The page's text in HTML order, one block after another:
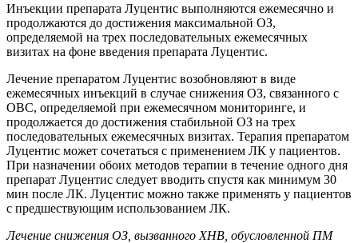
Инъекции препарата Луцентис выполняются ежемесячно и
продолжаются до достижения максимальной ОЗ,
определяемой на трех последовательных ежемесячных
визитах на фоне введения препарата Луцентис.
Лечение препаратом Луцентис возобновляют в виде
ежемесячных инъекций в случае снижения ОЗ, связанного с
ОВС, определяемой при ежемесячном мониторинге, и
продолжается до достижения стабильной ОЗ на трех
последовательных ежемесячных визитах. Терапия препаратом
Луцентис может сочетаться с применением ЛК у пациентов.
При назначении обоих методов терапии в течение одного дня
препарат Луцентис следует вводить спустя как минимум 30
мин после ЛК. Луцентис можно также применять у пациентов
с предшествующим использованием ЛК.
Лечение снижения ОЗ, вызванного ХНВ, обусловленной ПМ